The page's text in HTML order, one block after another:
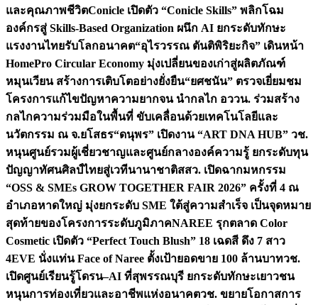
และคุณภาพชีวิตConicle เปิดตัว “Conicle Skills” พลิกโฉม
องค์กรสู่ Skills-Based Organization ผนึก AI ยกระดับทักษะ
แรงงานไทยรับโลกอนาคต“อุไรวรรณ ตันติพิริยะกิจ” เดินหน้า
HomePro Circular Economy มุ่งเปลี่ยนของเก่าสู่ผลิตภัณฑ์
หมุนเวียน สร้างการเติบโตอย่างยั่งยืน“ยศชนัน” ตรวจเยี่ยมชม
โครงการแก้ไขปัญหาความยากจน นำกลไก อววน. ร่วมสร้าง
กลไกความร่วมมือในพื้นที่ ขับเคลื่อนด้วยเทคโนโลยีและ
นวัตกรรม ณ จ.ยโสธร“ดนุพร” เปิดงาน “ART DNA HUB” วช.
หนุนศูนย์รวมผู้เชี่ยวชาญและศูนย์กลางองค์ความรู้ ยกระดับทุน
ปัญญาทัศนศิลป์ไทยสู่เวทีนานาชาติสสว. เปิดฉากมหกรรม
“OSS & SMEs GROW TOGETHER FAIR 2026” ครั้งที่ 4 ณ
อำเภอหาดใหญ่ มุ่งยกระดับ SME ใต้สู่ความสำเร็จ เป็นจุดหมาย
สุดท้ายของโครงการระดับภูมิภาคNAREE รุกตลาด Color
Cosmetic เปิดตัว “Perfect Touch Blush” 18 เฉดสี ดึง 7 สาว
4EVE นั่งแท่น Face of Naree ตั้งเป้ายอดขาย 100 ล้านบาทวช.
เปิดศูนย์เรียนรู้โดรน–AI ที่สุพรรณบุรี ยกระดับทักษะเยาวชน
หนุนการท่องเที่ยวและอาชีพแห่งอนาคตวช. ขยายโอกาสการ